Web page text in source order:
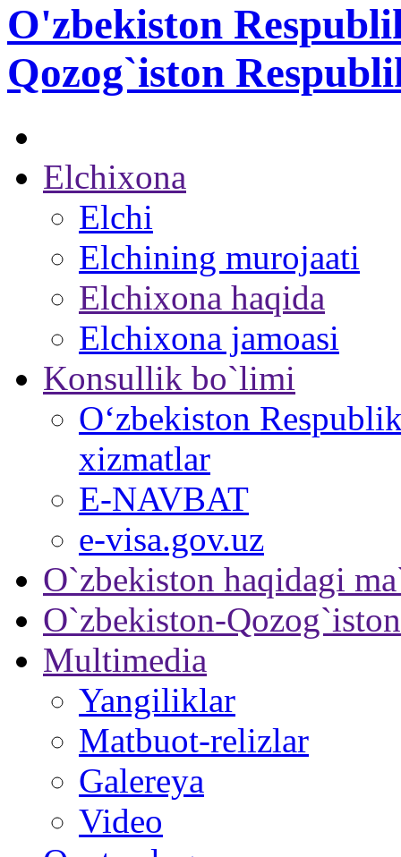
O'zbekiston
Qozog`iston
Elchixona
Elchi
Elchining murojaati
Elchixona haqida
Elchixona jamoasi
Konsullik bo`limi
O‘zbekiston
xizmatlar
E-NAVBAT
e-visa.gov.uz
O`zbekiston haqidagi
O`zbekiston-
Multimedia
Yangiliklar
Matbuot-relizlar
Galereya
Video